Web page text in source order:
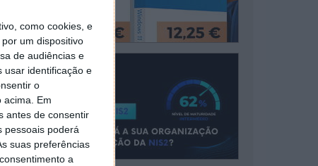
como cookies, e
um dispositivo
de audiências e
usar identificação e
o
acima. Em
antes de consentir
pessoais poderá
suas preferências
a